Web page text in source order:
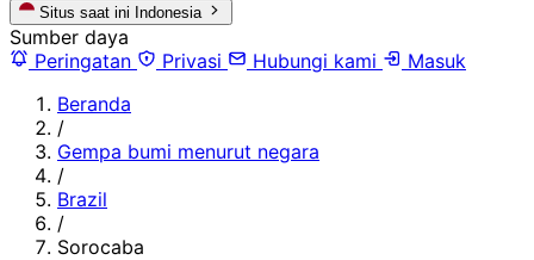
Situs saat ini Indonesia
Sumber daya
Peringatan
Privasi Hubungi kami
Masuk
Beranda
/
Gempa bumi menurut negara
/
Brazil
/
Sorocaba